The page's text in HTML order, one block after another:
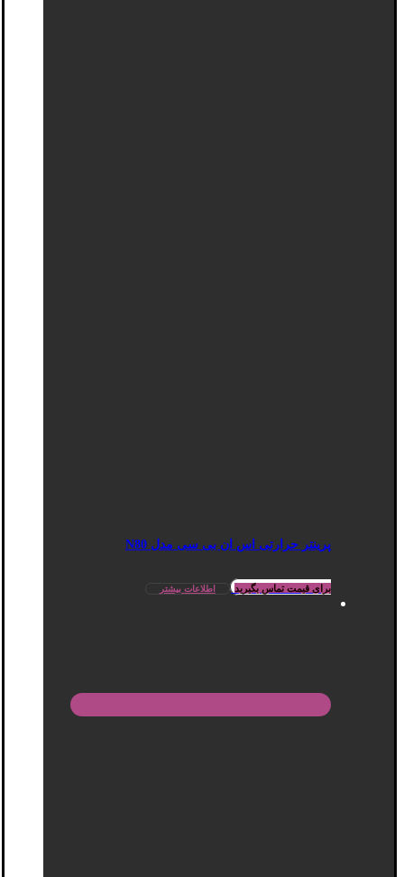
پرینتر حرارتی اس ان بی سی مدل N80
برای قیمت تماس بگیرید اطلاعات بیشتر